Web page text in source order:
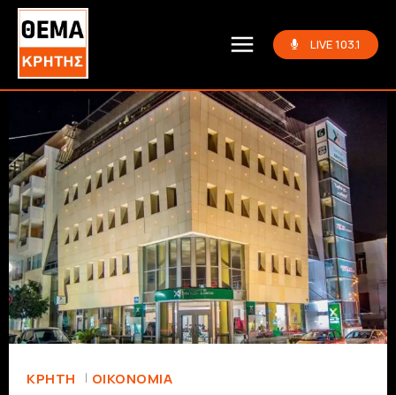
LIVE 103.1
ΚΡΗΤΗ ΟΙΚΟΝΟΜΊΑ